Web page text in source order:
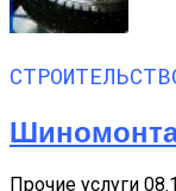
Прочие услуги